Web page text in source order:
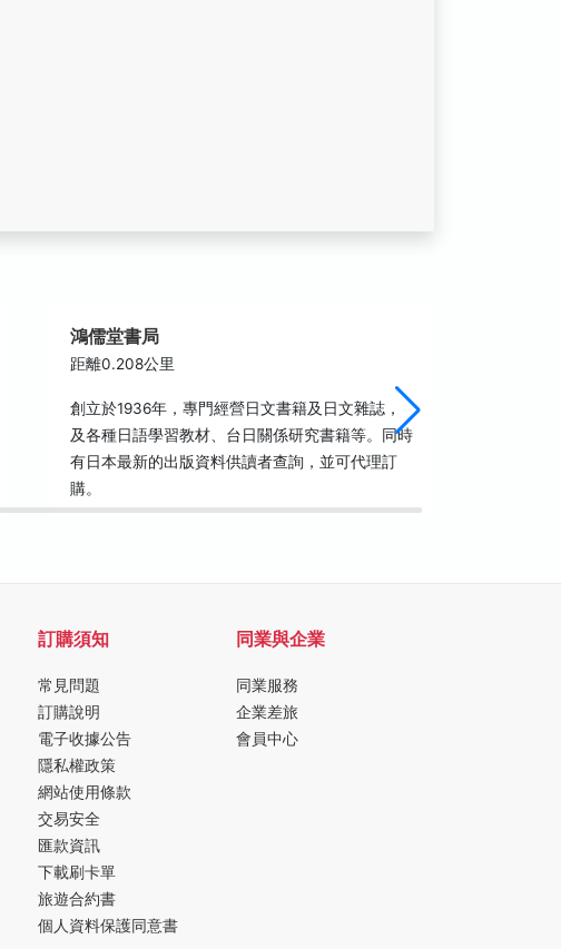
鴻儒堂書局
距離0.208公里
創立於1936年，專門經營日文書籍及日文雜誌，
及各種日語學習教材、台日關係研究書籍等。同時
有日本最新的出版資料供讀者查詢，並可代理訂
購。
訂購須知
常見問題
訂購說明
電子收據公告
隱私權政策
網站使用條款
交易安全
匯款資訊
下載刷卡單
旅遊合約書
個人資料保護同意書
同業與企業
同業服務
企業差旅
會員中心